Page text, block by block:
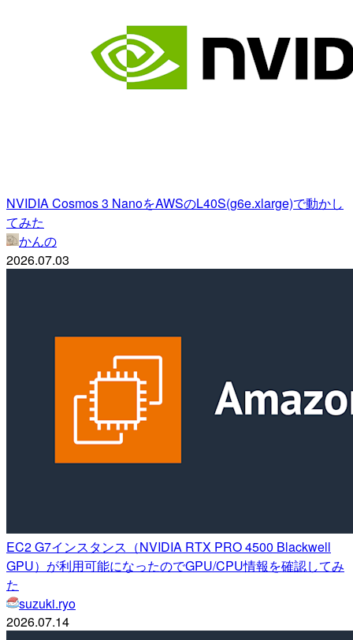
NVIDIA Cosmos 3 NanoをAWSのL40S(g6e.xlarge)で動かし
てみた
かんの
2026.07.03
EC2 G7インスタンス（NVIDIA RTX PRO 4500 Blackwell
GPU）が利用可能になったのでGPU/CPU情報を確認してみ
た
suzuki.ryo
2026.07.14